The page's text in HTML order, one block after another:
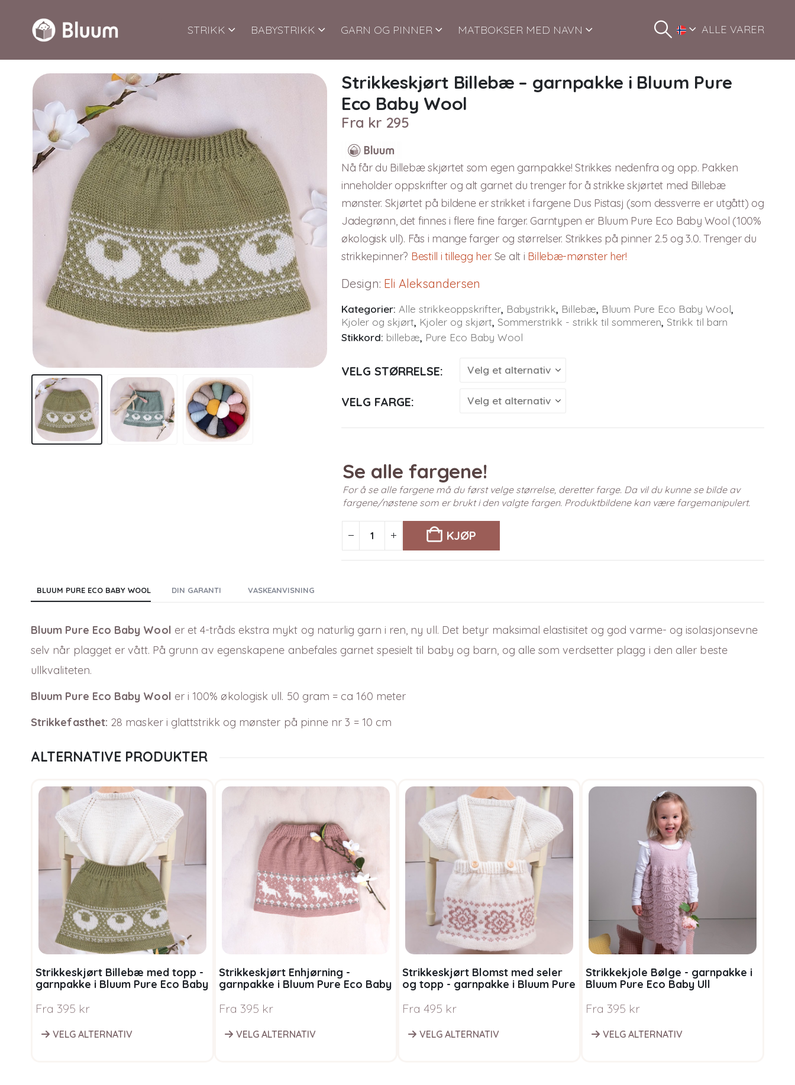
STRIKK BABYSTRIKK GARN OG PINNER MATBOKSER MED NAVN ALLE VARER
Strikkeskjørt Billebæ – garnpakke i Bluum Pure
Eco Baby Wool
Fra kr 295
Nå får du Billebæ skjørtet som egen garnpakke! Strikkes nedenfra og opp. Pakken
inneholder oppskrifter og alt garnet du trenger for å strikke skjørtet med Billebæ
mønster. Skjørtet på bildene er strikket i fargene Dus Pistasj (som dessverre er utgått) og
Jadegrønn, det finnes i flere fine farger. Garntypen er Bluum Pure Eco Baby Wool (100%
økologisk ull). Fås i mange farger og størrelser. Strikkes på pinner 2.5 og 3.0. Trenger du
strikkepinner? Bestill i tillegg her. Se alt i Billebæ-mønster her!
Design: Eli Aleksandersen
Kategorier: Alle strikkeoppskrifter, Babystrikk, Billebæ, Bluum Pure Eco Baby Wool,
Kjoler og skjørt, Kjoler og skjørt, Sommerstrikk - strikk til sommeren, Strikk til barn
Stikkord: billebæ, Pure Eco Baby Wool
VELG STØRRELSE
VELG FARGE
Se alle fargene!
For å se alle fargene må du først velge størrelse, deretter farge. Da vil du kunne se bilde av
fargene/nøstene som er brukt i den valgte fargen. Produktbildene kan være fargemanipulert.
KJØP
BLUUM PURE ECO BABY WOOL DIN GARANTI VASKEANVISNING
Bluum Pure Eco Baby Wool er et 4-tråds ekstra mykt og naturlig garn i ren, ny ull. Det betyr maksimal elastisitet og god varme- og isolasjonsevne
selv når plagget er vått. På grunn av egenskapene anbefales garnet spesielt til baby og barn, og alle som verdsetter plagg i den aller beste
ullkvaliteten.
Bluum Pure Eco Baby Wool er i 100% økologisk ull. 50 gram = ca 160 meter
Strikkefasthet: 28 masker i glattstrikk og mønster på pinne nr 3 = 10 cm
ALTERNATIVE PRODUKTER
Strikkeskjørt Billebæ med topp -
garnpakke i Bluum Pure Eco Baby
Fra 395 kr
VELG ALTERNATIV
Strikkeskjørt Enhjørning -
garnpakke i Bluum Pure Eco Baby
Fra 395 kr
VELG ALTERNATIV
Strikkeskjørt Blomst med seler
og topp - garnpakke i Bluum Pure
Fra 495 kr
VELG ALTERNATIV
Strikkekjole Bølge - garnpakke i
Bluum Pure Eco Baby Ull
Fra 395 kr
VELG ALTERNATIV